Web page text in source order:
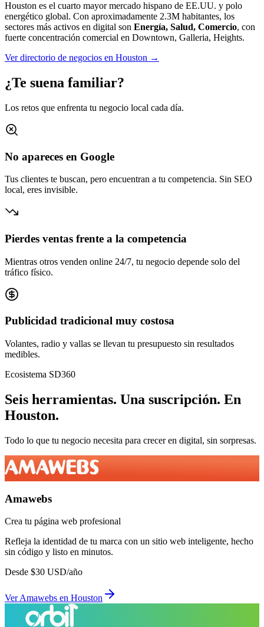
Houston es el cuarto mayor mercado hispano de EE.UU. y polo
energético global. Con aproximadamente 2.3M habitantes, los
sectores más activos en digital son Energía, Salud, Comercio, con
fuerte concentración comercial en Downtown, Galleria, Heights.
Ver directorio de negocios en Houston →
¿Te suena familiar?
Los retos que enfrenta tu negocio local cada día.
No apareces en Google
Tus clientes te buscan, pero encuentran a tu competencia. Sin SEO
local, eres invisible.
Pierdes ventas frente a la competencia
Mientras otros venden online 24/7, tu negocio depende solo del
tráfico físico.
Publicidad tradicional muy costosa
Volantes, radio y vallas se llevan tu presupuesto sin resultados
medibles.
Ecosistema SD360
Seis herramientas. Una suscripción. En
Houston.
Todo lo que tu negocio necesita para crecer en digital, sin sorpresas.
Amawebs
Crea tu página web profesional
Refleja la identidad de tu marca con un sitio web inteligente, hecho
sin código y listo en minutos.
Desde $30 USD/año
VerAmawebs en Houston